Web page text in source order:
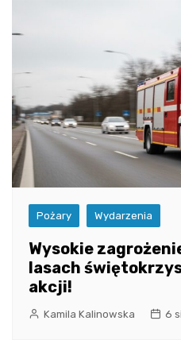
Pożary Wydarzenia
Wysokie
lasach
akcji!
Kamila Kalinowska 6